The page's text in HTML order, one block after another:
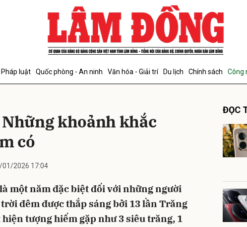
Pháp luật Quốc phòng - An ninh Văn hóa - Giải trí Du lịch Chính sách Công
Những khoảnh khắc
có
01/2026 17:04
một năm đặc biệt đối với những người
đêm được thắp sáng bởi 13 lần Trăng
tượng hiếm gặp như 3 siêu trăng, 1
ĐỌC
Gửi bình luận